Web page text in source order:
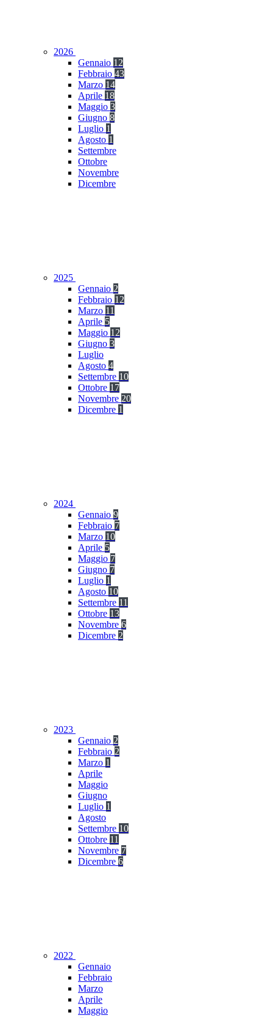
2026
Gennaio 12
Febbraio 43
Marzo 14
Aprile 18
Maggio 3
Giugno 8
Luglio 1
Agosto 1
Settembre
Ottobre
Novembre
Dicembre
2025
Gennaio 2
Febbraio 12
Marzo 11
Aprile 5
Maggio 12
Giugno 3
Luglio
Agosto 4
Settembre 10
Ottobre 17
Novembre 20
Dicembre 1
2024
Gennaio 9
Febbraio 7
Marzo 10
Aprile 5
Maggio 7
Giugno 7
Luglio 1
Agosto 10
Settembre 11
Ottobre 13
Novembre 6
Dicembre 2
2023
Gennaio 2
Febbraio 2
Marzo 1
Aprile
Maggio
Giugno
Luglio 1
Agosto
Settembre 10
Ottobre 11
Novembre 7
Dicembre 6
2022
Gennaio
Febbraio
Marzo
Aprile
Maggio